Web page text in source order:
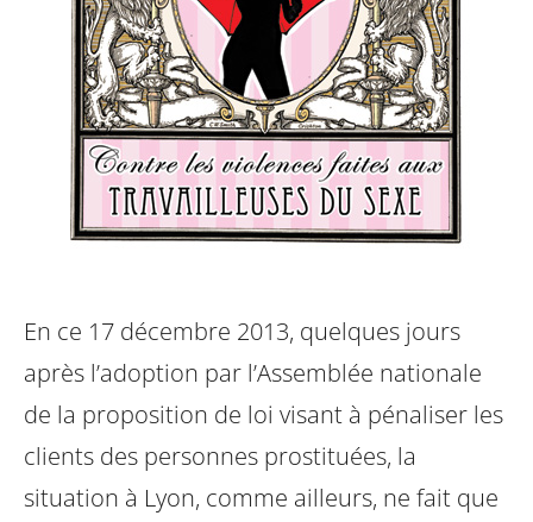
En ce 17 décembre 2013, quelques jours
après l’adoption par l’Assemblée nationale
de la proposition de loi visant à pénaliser les
clients des personnes prostituées, la
situation à Lyon, comme ailleurs, ne fait que